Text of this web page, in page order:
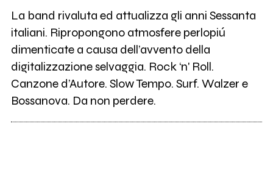
La band rivaluta ed attualizza gli anni Sessanta
italiani. Ripropongono atmosfere perlopiú
dimenticate a causa dell’avvento della
digitalizzazione selvaggia. Rock ‘n' Roll.
Canzone d’Autore. Slow Tempo. Surf. Walzer e
Bossanova. Da non perdere.